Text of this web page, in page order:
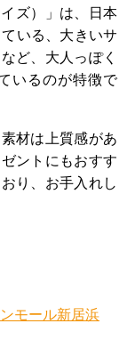
ズ）」は、日本
いる、大きいサ
ど、大人っぽく
いるのが特徴で
材は上質感があ
ントにもおすす
り、お手入れし
モール新居浜